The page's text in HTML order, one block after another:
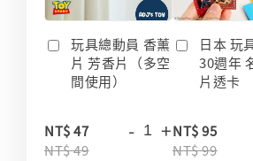
玩具總動員 香薰
片 芳香片（多空
間使用）
NT$ 47
NT$ 49
- +
日本 玩
30週年
片透卡
NT$ 95
NT$ 99